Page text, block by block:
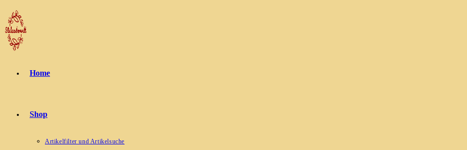
Zum
Inhalt
springen
Home
Shop
Artikelfilter und Artikelsuche